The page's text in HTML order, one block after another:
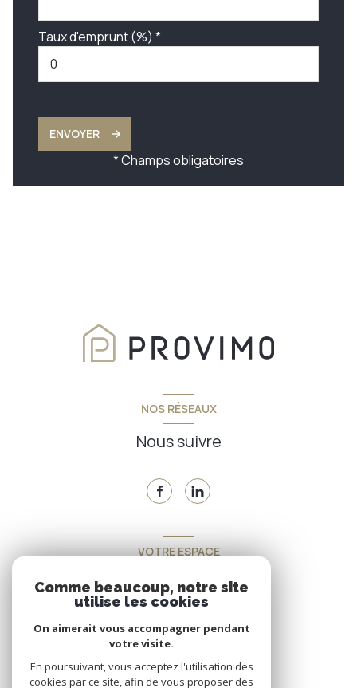
Taux d'emprunt (%) *
ENVOYER
* Champs obligatoires
NOS RÉSEAUX
Nous suivre
VOTRE ESPACE
Espace propriétaire
SE CONNECTER
Comme beaucoup, notre site
utilise les cookies
On aimerait vous accompagner pendant
votre visite.
En poursuivant, vous acceptez l'utilisation des
cookies par ce site, afin de vous proposer des